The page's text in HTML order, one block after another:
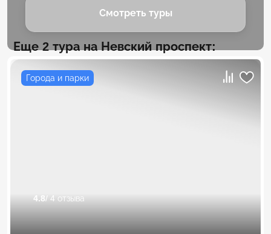
Смотреть туры
Еще 2 тура на Невский проспект:
Города и парки
4.8/ 4 отзыва